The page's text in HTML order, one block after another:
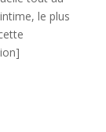
le plus